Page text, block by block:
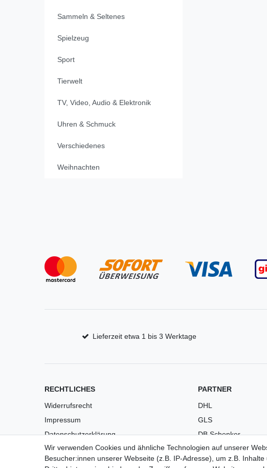
Sammeln & Seltenes
Spielzeug
Sport
Tierwelt
TV, Video, Audio & Elektronik
Uhren & Schmuck
Verschiedenes
Weihnachten
Lieferzeit etwa 1 bis 3 Werktage
RECHTLICHES
Widerrufsrecht
Impressum
Datenschutzerklärung
AGB
Versandkosten
PARTNER
DHL
GLS
DB Schenker
PaketPLUS
Wir verwenden Cookies und ähnliche Technologien auf unserer
Besucher:innen unserer Webseite (z.B. IP-Adresse), um z.B.